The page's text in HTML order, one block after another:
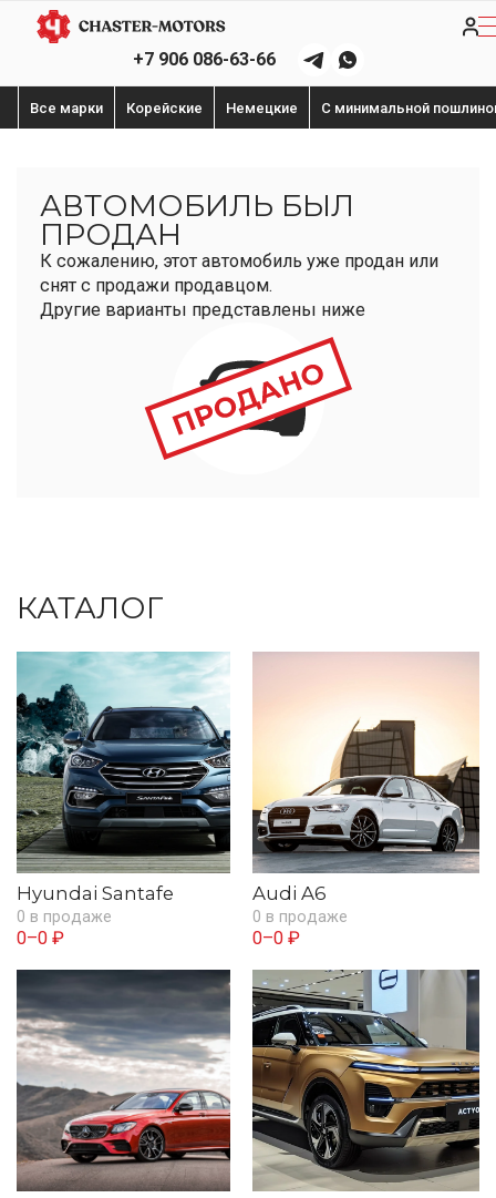
+7 906 086-63-66
Все марки Корейские Немецкие С минимальной
АВТОМОБИЛЬ БЫЛ
ПРОДАН
К сожалению, этот автомобиль уже продан или
снят с продажи продавцом.
Другие варианты представлены ниже
КАТАЛОГ
Hyundai Santafe
0 в продаже
0–0 ₽
Audi A6
0 в продаже
0–0 ₽